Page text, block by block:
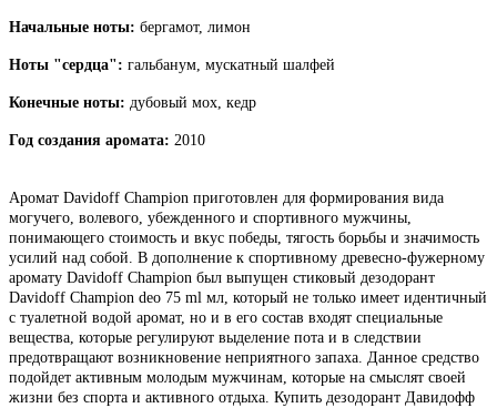
Начальные ноты: бергамот, лимон
Ноты "сердца": гальбанум, мускатный шалфей
Конечные ноты: дубовый мох, кедр
Год создания аромата: 2010
Аромат Davidoff Champion приготовлен для формирования вида
могучего, волевого, убежденного и спортивного мужчины,
понимающего стоимость и вкус победы, тягость борьбы и значимость
усилий над собой. В дополнение к спортивному древесно-фужерному
аромату Davidoff Champion был выпущен стиковый дезодорант
Davidoff Champion deo 75 ml мл, который не только имеет идентичный
с туалетной водой аромат, но и в его состав входят специальные
вещества, которые регулируют выделение пота и в следствии
предотвращают возникновение неприятного запаха. Данное средство
подойдет активным молодым мужчинам, которые на смыслят своей
жизни без спорта и активного отдыха. Купить дезодорант Давидофф